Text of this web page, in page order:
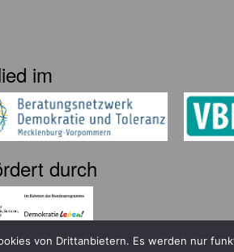
im
durch
von Drittanbietern. Es werden nur